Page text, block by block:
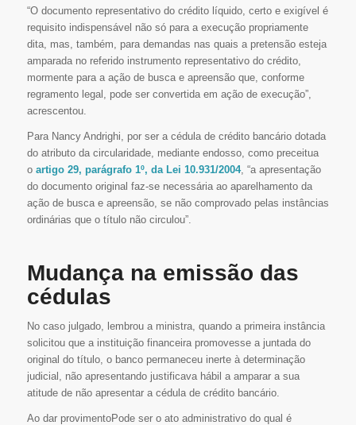
“O documento representativo do crédito líquido, certo e exigível é
requisito indispensável não só para a execução propriamente
dita, mas, também, para demandas nas quais a pretensão esteja
amparada no referido instrumento representativo do crédito,
mormente para a ação de busca e apreensão que, conforme
regramento legal, pode ser convertida em ação de execução”,
acrescentou.
Para Nancy Andrighi, por ser a cédula de crédito bancário dotada
do atributo da circularidade, mediante endosso, como preceitua
o artigo 29, parágrafo 1º, da Lei 10.931/2004, “a apresentação
do documento original faz-se necessária ao aparelhamento da
ação de busca e apreensão, se não comprovado pelas instâncias
ordinárias que o título não circulou”.
Mudança na emissão das
cédulas
No caso julgado, lembrou a ministra, quando a primeira instância
solicitou que a instituição financeira promovesse a juntada do
original do título, o banco permaneceu inerte à determinação
judicial, não apresentando justificava hábil a amparar a sua
atitude de não apresentar a cédula de crédito bancário.
Ao dar provimentoPode ser o ato administrativo do qual é